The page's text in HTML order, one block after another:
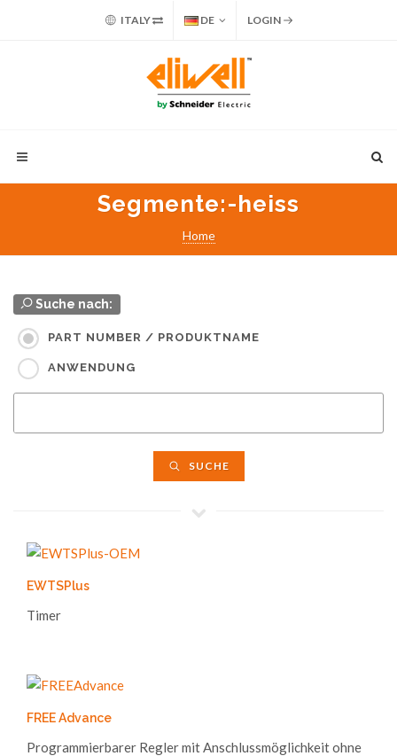
ITALY DE LOGIN
Segmente:-heiss
Home
Suche nach:
PART NUMBER / PRODUKTNAME
ANWENDUNG
SUCHE
EWTSPlus
Timer
FREE Advance
Programmierbarer Regler mit Anschlussmöglichkeit ohne